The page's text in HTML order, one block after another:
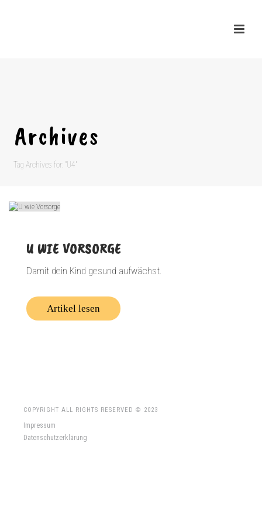
Archives
Tag Archives for: "U4"
U WIE VORSORGE
Damit dein Kind gesund aufwächst.
Artikel lesen
COPYRIGHT ALL RIGHTS RESERVED © 2023
Impressum
Datenschutzerklärung